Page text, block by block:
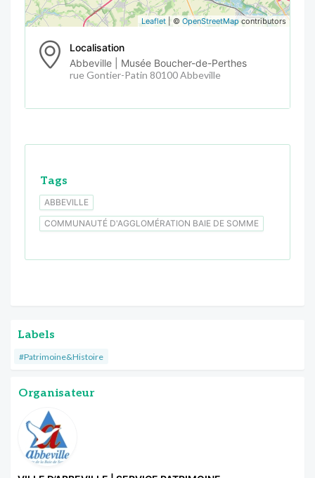
Leaflet | © OpenStreetMap contributors
Localisation
Abbeville | Musée Boucher-de-Perthes
rue Gontier-Patin 80100 Abbeville
Tags
ABBEVILLE
COMMUNAUTÉ D'AGGLOMÉRATION BAIE DE SOMME
Labels
#Patrimoine&Histoire
Organisateur